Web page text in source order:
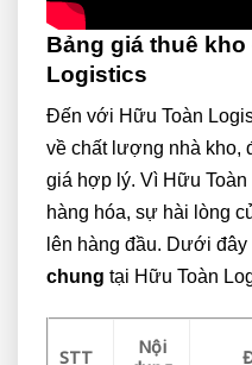
Bảng giá thuê
Logistics
Đến với Hữu Toàn
về chất lượng nhà kho,
giá hợp lý. Vì Hữu
hàng hóa, sự hài lòng
lên hàng đầu. Dưới đây
chung tại Hữu Toàn
STT
Nội